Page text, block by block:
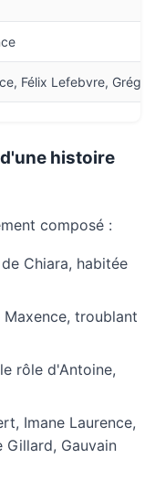
Félix Lefebvre,
histoire
composé :
Chiara, habitée
troublant
rôle d'Antoine,
Imane Laurence,
Gillard, Gauvain